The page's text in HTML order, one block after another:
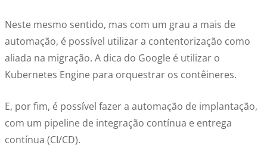
Neste mesmo sentido, mas com um grau a mais de
automação, é possível utilizar a contentorização como
aliada na migração. A dica do Google é utilizar o
Kubernetes Engine para orquestrar os contêineres.
E, por fim, é possível fazer a automação de implantação,
com um pipeline de integração contínua e entrega
contínua (CI/CD).